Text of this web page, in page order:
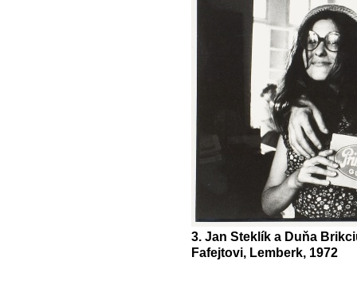
3. Jan Steklík a Duňa
Fafejtovi, Lemberk, 1972